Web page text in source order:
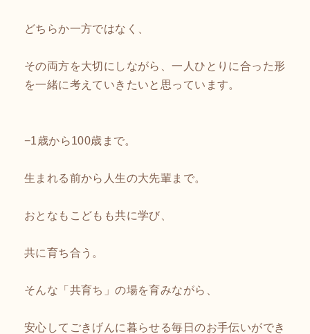
どちらか一方ではなく、
その両方を大切にしながら、一人ひとりに合った形
を一緒に考えていきたいと思っています。
−1歳から100歳まで。
生まれる前から人生の大先輩まで。
おとなもこどもも共に学び、
共に育ち合う。
そんな「共育ち」の場を育みながら、
安心してごきげんに暮らせる毎日のお手伝いができ